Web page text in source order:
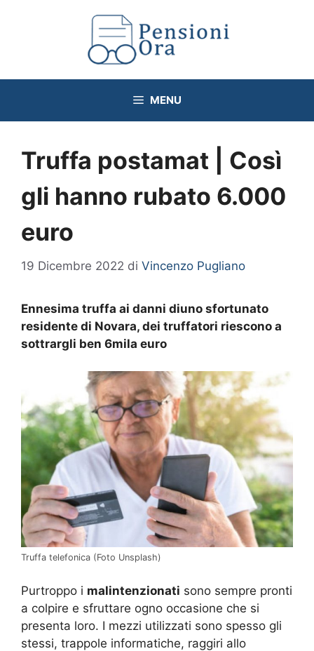
MENU
Truffa postamat | Così
gli hanno rubato 6.000
euro
19 Dicembre 2022 di Vincenzo Pugliano
Ennesima truffa ai danni diuno sfortunato
residente di Novara, dei truffatori riescono a
sottrargli ben 6mila euro
Truffa telefonica (Foto Unsplash)
Purtroppo i malintenzionati sono sempre pronti
a colpire e sfruttare ogno occasione che si
presenta loro. I mezzi utilizzati sono spesso gli
stessi, trappole informatiche, raggiri allo